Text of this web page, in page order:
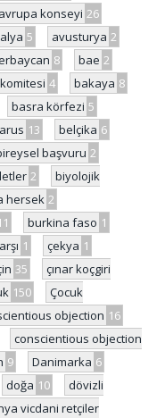
avrupa konseyi 26
5 avusturya 2
8 bae 2
4 bakaya 8
basra körfezi 5
13 belçika 6
başvuru 2
2
biyolojik
hersek 2
burkina faso 1
1 çekya 1
35
çınar koçgiri
150
Çocuk
objection 16
conscientious objection
9 Danimarka 6
doğa 10
dövizli
vicdani retçiler